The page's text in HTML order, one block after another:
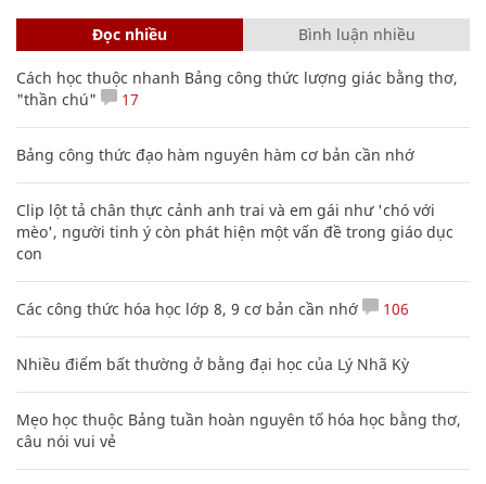
Đọc nhiều Bình luận nhiều
Cách học thuộc nhanh Bảng công thức lượng giác bằng thơ,
"thần chú"
17
Bảng công thức đạo hàm nguyên hàm cơ bản cần nhớ
Clip lột tả chân thực cảnh anh trai và em gái như 'chó với
mèo', người tinh ý còn phát hiện một vấn đề trong giáo dục
con
Các công thức hóa học lớp 8, 9 cơ bản cần nhớ 106
Nhiều điểm bất thường ở bằng đại học của Lý Nhã Kỳ
Mẹo học thuộc Bảng tuần hoàn nguyên tố hóa học bằng thơ,
câu nói vui vẻ